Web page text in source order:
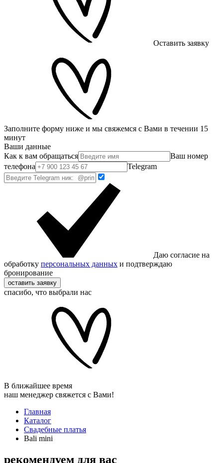
Оставить заявку
Заполните форму ниже и мы свяжемся с Вами в течении 15
минут
Ваши данные
Как к вам обращаться
Ваш номер
телефона
Telegram
Даю согласие на
обработку персональных данных и подтверждаю
бронирование
оставить заявку
спасибо, что выбрали нас
В ближайшее время
наш менеджер свяжется с Вами!
Главная
Каталог
Свадебные платья
Bali mini
рекомендуем для вас